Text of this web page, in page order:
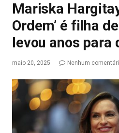
Mariska
Ordem’ é filha
levou anos
maio 20, 2025 Nenhum